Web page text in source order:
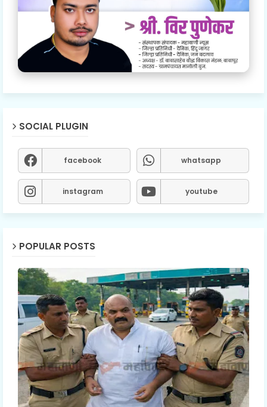
SOCIAL PLUGIN
facebook whatsapp
instagram youtube
POPULAR POSTS